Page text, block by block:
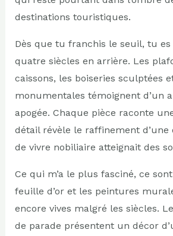
destinations touristiques.
Dès que tu franchis le seuil, tu
quatre siècles en arrière. Les
caissons, les boiseries sculptées
monumentales témoignent d’un
apogée. Chaque pièce raconte
détail révèle le raffinement d’une
de vivre nobiliaire atteignait des
Ce qui m’a le plus fasciné, ce
feuille d’or et les peintures
encore vives malgré les siècles.
de parade présentent un décor